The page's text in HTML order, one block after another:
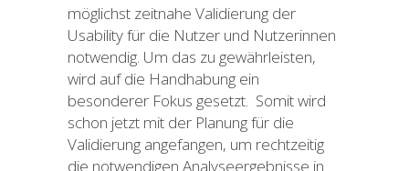
möglichst zeitnahe Validierung der
Usability für die Nutzer und Nutzerinnen
notwendig. Um das zu gewährleisten,
wird auf die Handhabung ein
besonderer Fokus gesetzt. Somit wird
schon jetzt mit der Planung für die
Validierung angefangen, um rechtzeitig
die notwendigen Analyseergebnisse in